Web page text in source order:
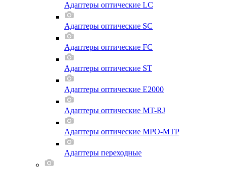
Адаптеры оптические LC
Адаптеры оптические SC
Адаптеры оптические FC
Адаптеры оптические ST
Адаптеры оптические E2000
Адаптеры оптические MT-RJ
Адаптеры оптические MPO-MTP
Адаптеры переходные